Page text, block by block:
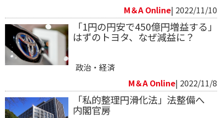
M＆A Online| 2022/11/10
「1円の円安で450億円増益する」
はずのトヨタ、なぜ減益に？
政治・経済
M＆A Online| 2022/11/8
「私的整理円滑化法」法整備へ
内閣官房